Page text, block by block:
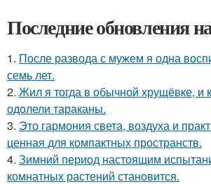
Последние обновления
1. После развода с мужем я одна
семь лет.
2. Жил я тогда в обычной хрущёвке, и
одолели тараканы.
3. Это гармония света, воздуха и
ценная для компактных пространств.
4. Зимний период настоящим
комнатных растений становится.